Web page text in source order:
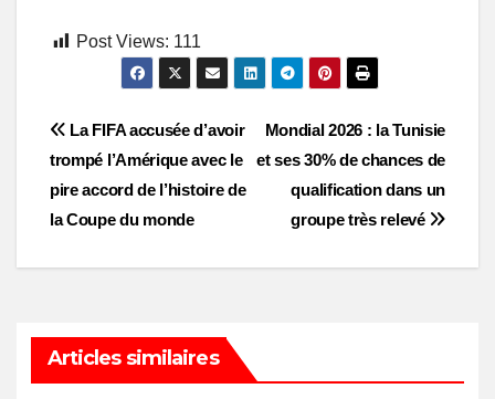
Post Views: 111
Post
navigation
Mondial 2026 : la Tunisie
et ses 30% de chances de
qualification dans un
groupe très relevé
La FIFA accusée d’avoir
trompé l’Amérique avec le
pire accord de l’histoire de
la Coupe du monde
Articles similaires